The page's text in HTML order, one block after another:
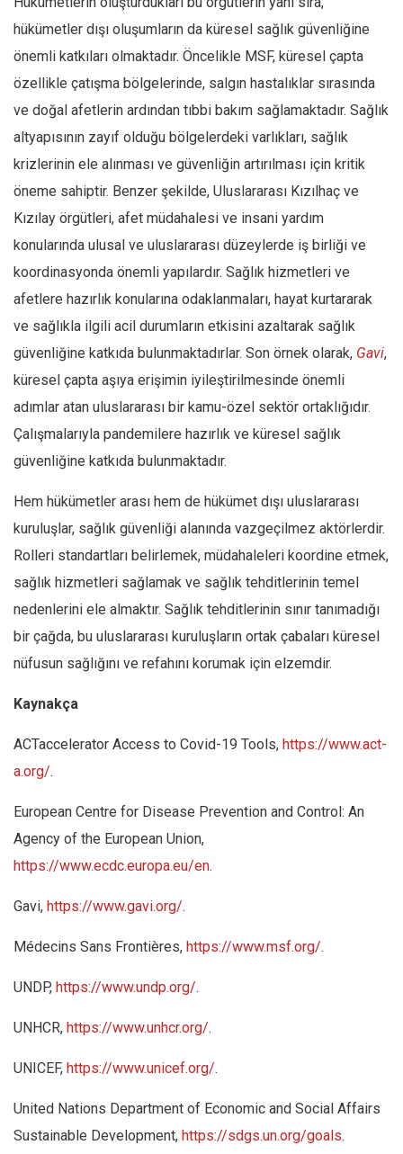
hükümetler dışı oluşumların da küresel sağlık güvenliğine
önemli katkıları olmaktadır. Öncelikle MSF, küresel çapta
özellikle çatışma bölgelerinde, salgın hastalıklar sırasında
ve doğal afetlerin ardından tıbbi bakım sağlamaktadır. Sağlık
altyapısının zayıf olduğu bölgelerdeki varlıkları, sağlık
krizlerinin ele alınması ve güvenliğin artırılması için kritik
öneme sahiptir. Benzer şekilde, Uluslararası Kızılhaç ve
Kızılay örgütleri, afet müdahalesi ve insani yardım
konularında ulusal ve uluslararası düzeylerde iş birliği ve
koordinasyonda önemli yapılardır. Sağlık hizmetleri ve
afetlere hazırlık konularına odaklanmaları, hayat kurtararak
ve sağlıkla ilgili acil durumların etkisini azaltarak sağlık
güvenliğine katkıda bulunmaktadırlar. Son örnek olarak, Gavi,
küresel çapta aşıya erişimin iyileştirilmesinde önemli
adımlar atan uluslararası bir kamu-özel sektör ortaklığıdır.
Çalışmalarıyla pandemilere hazırlık ve küresel sağlık
güvenliğine katkıda bulunmaktadır.
Hem hükümetler arası hem de hükümet dışı uluslararası
kuruluşlar, sağlık güvenliği alanında vazgeçilmez aktörlerdir.
Rolleri standartları belirlemek, müdahaleleri koordine etmek,
sağlık hizmetleri sağlamak ve sağlık tehditlerinin temel
nedenlerini ele almaktır. Sağlık tehditlerinin sınır tanımadığı
bir çağda, bu uluslararası kuruluşların ortak çabaları küresel
nüfusun sağlığını ve refahını korumak için elzemdir.
Kaynakça
ACTaccelerator Access to Covid-19 Tools, https://www.act-
a.org/.
European Centre for Disease Prevention and Control: An
Agency of the European Union,
https://www.ecdc.europa.eu/en.
Gavi, https://www.gavi.org/.
Médecins Sans Frontières, https://www.msf.org/.
UNDP, https://www.undp.org/.
UNHCR, https://www.unhcr.org/.
UNICEF, https://www.unicef.org/.
United Nations Department of Economic and Social Affairs
Sustainable Development, https://sdgs.un.org/goals.